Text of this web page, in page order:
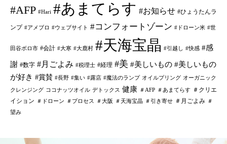
#AFP #Hari #あまてらす #お知らせ #ひょうたんラ
ンプ #アメブロ #ウェブサイト #コンフォートゾーン #ドローン米 #世
田谷ボロ市 #会計 #大寒 #大鹿村 #天海宝晶 #引越し #快感 #感
謝 #数字 #月ごよみ #税理士 #経理 #美 #美しいもの #美しいもの
が好き #賞賛 #長野 #集い #露店 #魔法のランプ オイルプリング オーガニック
クレンジング ココナッツオイル デトックス 健康 ＃AFP ＃あまてらす
＃クリエ
イション
＃ドローン ＃プロセス ＃大阪 ＃天海宝晶 ＃引き寄せ ＃月ごよみ ＃
望み